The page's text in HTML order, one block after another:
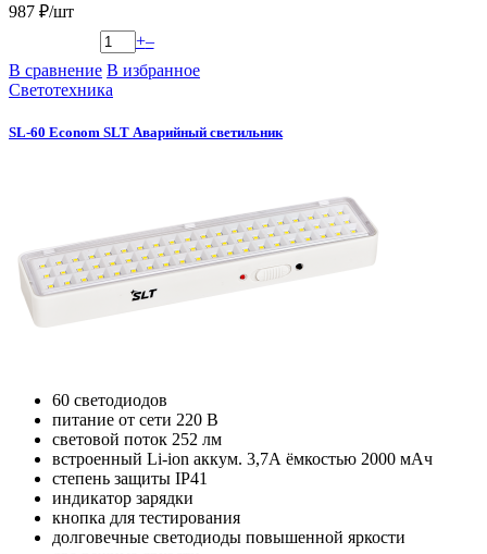
987 ₽/шт
+–
В сравнение В избранное
Светотехника
SL-60 Econom SLT Аварийный светильник
60 светодиодов
питание от сети 220 В
световой поток 252 лм
встроенный Li-ion аккум. 3,7А ёмкостью 2000 мАч
степень защиты IP41
индикатор зарядки
кнопка для тестирования
долговечные светодиоды повышенной яркости